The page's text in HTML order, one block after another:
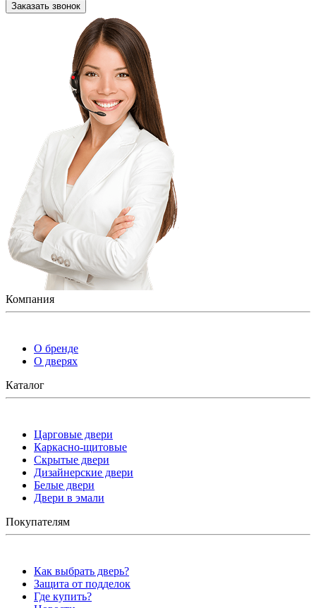
Заказать звонок
Компания
О бренде
О дверях
Каталог
Царговые двери
Каркасно-щитовые
Скрытые двери
Дизайнерские двери
Белые двери
Двери в эмали
Покупателям
Как выбрать дверь?
Защита от подделок
Где купить?